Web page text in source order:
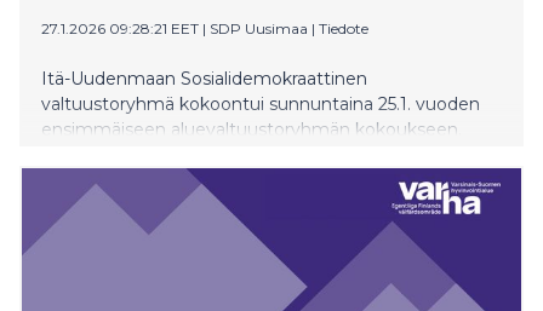
27.1.2026 09:28:21 EET | SDP Uusimaa | Tiedote
Itä-Uudenmaan Sosialidemokraattinen
valtuustoryhmä kokoontui sunnuntaina 25.1. vuoden
ensimmäiseen aluevaltuustoryhmän kokoukseen.
järjestäytyminen vuodelle, sekä kuluvan vuoden
valtuustotyöskentelyn suunnittelu.